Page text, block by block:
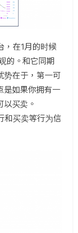
，在1月的时候
的。和它同期
势在于，第一可
是如果你拥有一
买卖。
和买卖等行为信